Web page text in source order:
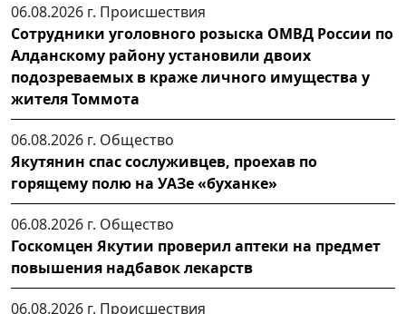
06.08.2026 г. Происшествия
Сотрудники уголовного розыска ОМВД России по
Алданскому району установили двоих
подозреваемых в краже личного имущества у
жителя Томмота
06.08.2026 г. Общество
Якутянин спас сослуживцев, проехав по
горящему полю на УАЗе «буханке»
06.08.2026 г. Общество
Госкомцен Якутии проверил аптеки на предмет
повышения надбавок лекарств
06.08.2026 г. Происшествия